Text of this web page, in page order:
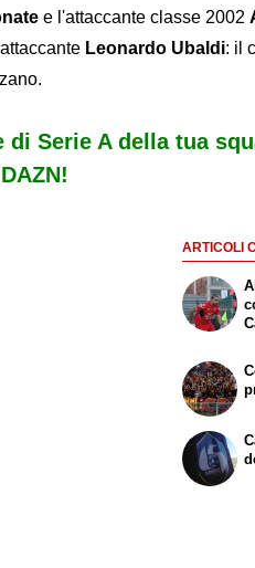
e l'attaccante classe 2002
Leonardo Ubaldi: il
di Serie A della tua
ARTICOLI